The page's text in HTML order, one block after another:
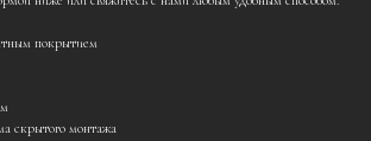
покрытием
скрытого монтажа